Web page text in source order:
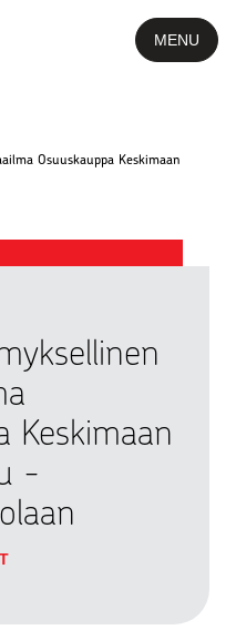
MENU
Osuuskauppa Keskimaan
Keskimaan
-